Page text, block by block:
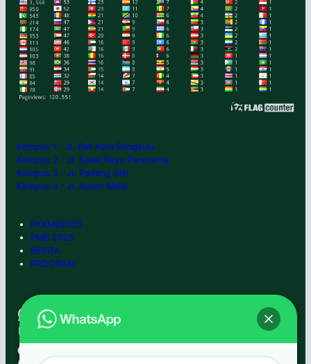
Kampus 1 : Jl. Bali Kota Bengkulu
Kampus 2 : Jl. Salak Raya Panorama
Kampus 3 : Jl. Padang Jati
Kampus 4 : Jl. Adam Malik
PKKMB2025
PMB 2025
BERITA
PROGRAM
WhatsApp 0852-6666-7992
Instagram umbengkulu
TikTok